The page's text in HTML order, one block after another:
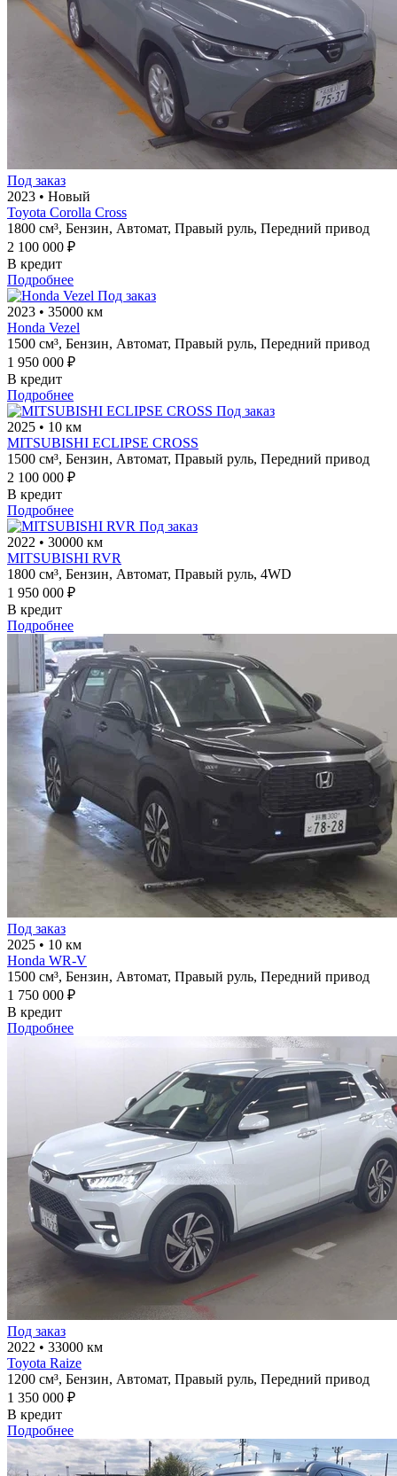
Под заказ
2023 • Новый
Toyota Corolla Cross
1800 см³, Бензин, Автомат, Правый руль, Передний привод
2 100 000 ₽
В кредит
Подробнее
Под заказ
2023 • 35000 км
Honda Vezel
1500 см³, Бензин, Автомат, Правый руль, Передний привод
1 950 000 ₽
В кредит
Подробнее
Под заказ
2025 • 10 км
MITSUBISHI ECLIPSE CROSS
1500 см³, Бензин, Автомат, Правый руль, Передний привод
2 100 000 ₽
В кредит
Подробнее
Под заказ
2022 • 30000 км
MITSUBISHI RVR
1800 см³, Бензин, Автомат, Правый руль, 4WD
1 950 000 ₽
В кредит
Подробнее
Под заказ
2025 • 10 км
Honda WR-V
1500 см³, Бензин, Автомат, Правый руль, Передний привод
1 750 000 ₽
В кредит
Подробнее
Под заказ
2022 • 33000 км
Toyota Raize
1200 см³, Бензин, Автомат, Правый руль, Передний привод
1 350 000 ₽
В кредит
Подробнее